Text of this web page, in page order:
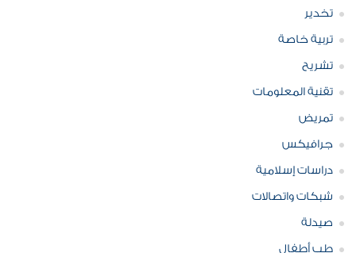
تخدير
تربية خاصة
تشريح
تقنية المعلومات
تمريض
جرافيكس
دراسات إسلامية
شبكات واتصالات
صيدلة
طب أطفال